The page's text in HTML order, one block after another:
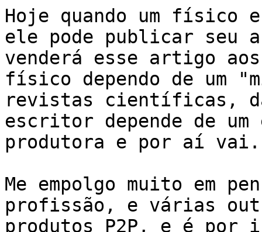
Hoje quando um físico
ele pode publicar seu
venderá esse artigo
físico dependo de um
revistas científicas, da
escritor depende de
produtora e por aí vai.
Me empolgo muito em
profissão, e várias
produtos P2P, e é por